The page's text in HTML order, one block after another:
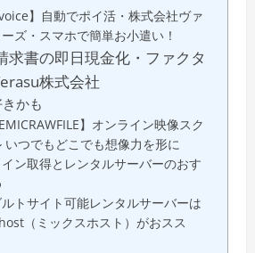
】自動でポイ活・株式会社ヴァ
ーズ・スマホで簡単お小遣い！
求書の即日現金化・ファクタ
株式会社
かも
】オンライン映像スク
いつでもどこでも想像力を形に
イン取得とレンタルサーバーのおす
トサイト可能レンタルサーバーは
（ミックスホスト）がおスス